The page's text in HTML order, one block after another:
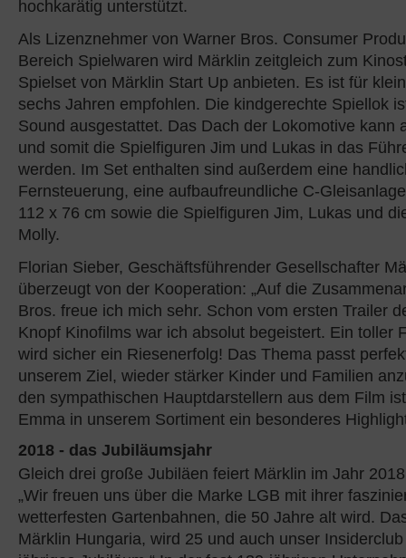
hochkarätig unterstützt.
Als Lizenznehmer von Warner Bros. Consumer
Bereich Spielwaren wird Märklin zeitgleich zum
Spielset von Märklin Start Up anbieten. Es ist für
sechs Jahren empfohlen. Die kindgerechte Spiellok
Sound ausgestattet. Das Dach der Lokomotive kann
und somit die Spielfiguren Jim und Lukas in das
werden. Im Set enthalten sind außerdem eine
Fernsteuerung, eine aufbaufreundliche C-
112 x 76 cm sowie die Spielfiguren Jim, Lukas und
Molly.
Florian Sieber, Geschäftsführender Gesellschafter
überzeugt von der Kooperation: „Auf die
Bros. freue ich mich sehr. Schon vom ersten Trailer
Knopf Kinofilms war ich absolut begeistert. Ein toller
wird sicher ein Riesenerfolg! Das Thema passt
unserem Ziel, wieder stärker Kinder und Familien
den sympathischen Hauptdarstellern aus dem Film
Emma in unserem Sortiment ein besonderes
2018 - das Jubiläumsjahr
Gleich drei große Jubiläen feiert Märklin im Jahr
„Wir freuen uns über die Marke LGB mit ihrer
wetterfesten Gartenbahnen, die 50 Jahre alt wird.
Märklin Hungaria, wird 25 und auch unser